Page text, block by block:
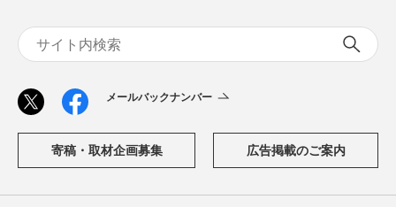
メールバックナンバー
寄稿・取材企画募集 広告掲載のご案内